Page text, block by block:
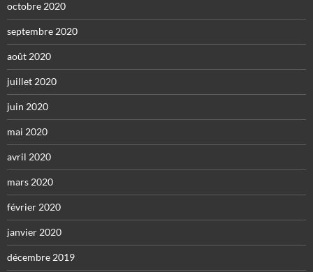
octobre 2020
septembre 2020
août 2020
juillet 2020
juin 2020
mai 2020
avril 2020
mars 2020
février 2020
janvier 2020
décembre 2019